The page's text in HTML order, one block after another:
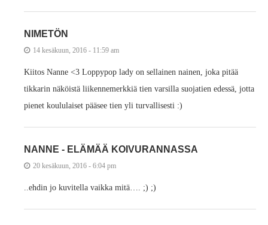
NIMETÖN
14 kesäkuun, 2016 - 11:59 am
Kiitos Nanne <3 Loppypop lady on sellainen nainen, joka pitää
tikkarin näköistä liikennemerkkiä tien varsilla suojatien edessä, jotta
pienet koululaiset pääsee tien yli turvallisesti :)
NANNE - ELÄMÄÄ KOIVURANNASSA
20 kesäkuun, 2016 - 6:04 pm
..ehdin jo kuvitella vaikka mitä…. ;) ;)